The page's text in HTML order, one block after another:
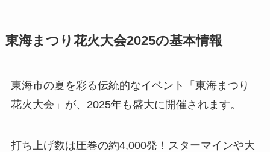
東海まつり花火大会2025の基本情報
東海市の夏を彩る伝統的なイベント「東海まつり
花火大会」が、2025年も盛大に開催されます。
打ち上げ数は圧巻の約4,000発！スターマインや大